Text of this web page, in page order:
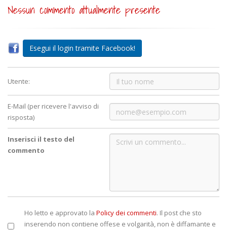
Nessun commento attualmente presente
Esegui il login tramite Facebook!
Utente:
E-Mail (per ricevere l'avviso di
risposta)
Inserisci il testo del
commento
Ho letto e approvato la Policy dei commenti. Il post che sto
inserendo non contiene offese e volgarità, non è diffamante e